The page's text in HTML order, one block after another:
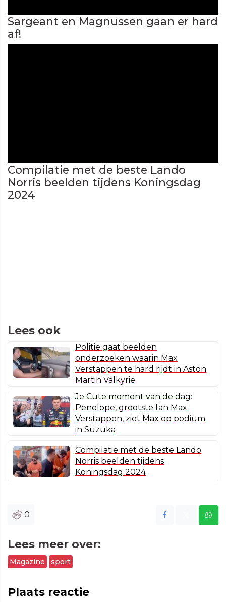
Sargeant en Magnussen gaan er hard
af!
Compilatie met de beste Lando
Norris beelden tijdens Koningsdag
2024
Lees ook
Politie gaat beelden
onderzoeken waarin Max
Verstappen te hard rijdt in Aston
Martin Valkyrie
Je Cute moment van de dag:
Penelope, grootste fan Max
Verstappen, ziet Max op podium
in Suzuka
Compilatie met de beste Lando
Norris beelden tijdens
Koningsdag 2024
0
Lees meer over:
Magazine sport
Plaats reactie